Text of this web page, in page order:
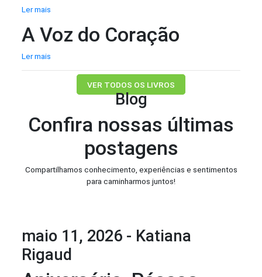
Ler mais
A Voz do Coração
Ler mais
VER TODOS OS LIVROS
Blog
Confira nossas últimas
postagens
Compartilhamos conhecimento, experiências e sentimentos
para caminharmos juntos!
maio 11, 2026 - Katiana
Rigaud